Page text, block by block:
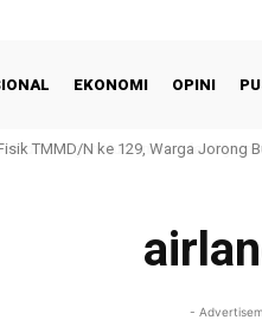
EKONOMI OPINI
TMMD/N ke 129, Warga Jorong
Dengan Hunian Asri dan Nyaman
-